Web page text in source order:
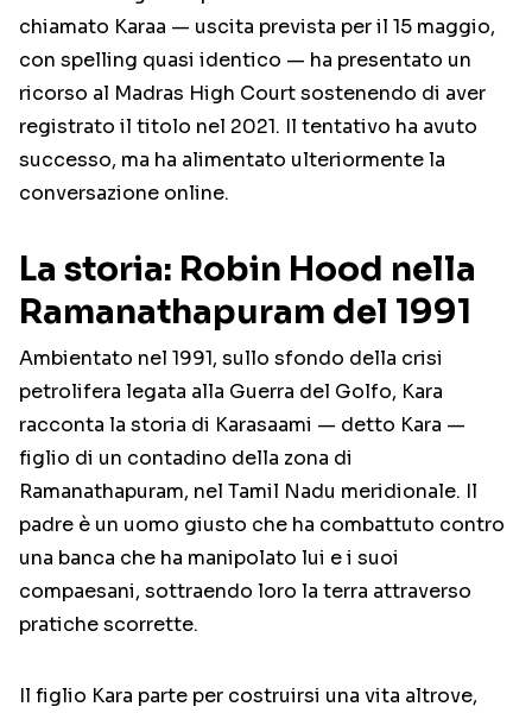
chiamato Karaa — uscita prevista per il 15 maggio,
con spelling quasi identico — ha presentato un
ricorso al Madras High Court sostenendo di aver
registrato il titolo nel 2021. Il tentativo ha avuto
successo, ma ha alimentato ulteriormente la
conversazione online.
La storia: Robin Hood nella
Ramanathapuram del 1991
Ambientato nel 1991, sullo sfondo della crisi
petrolifera legata alla Guerra del Golfo, Kara
racconta la storia di Karasaami — detto Kara —
figlio di un contadino della zona di
Ramanathapuram, nel Tamil Nadu meridionale. Il
padre è un uomo giusto che ha combattuto contro
una banca che ha manipolato lui e i suoi
compaesani, sottraendo loro la terra attraverso
pratiche scorrette.
Il figlio Kara parte per costruirsi una vita altrove,